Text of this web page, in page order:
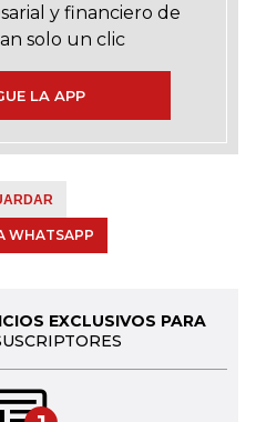
y financiero de
solo un clic
LA APP
WHATSAPP
EXCLUSIVOS PARA